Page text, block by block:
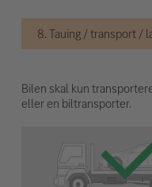
8. Tauing / transport /
Bilen skal kun
eller en biltransporter.